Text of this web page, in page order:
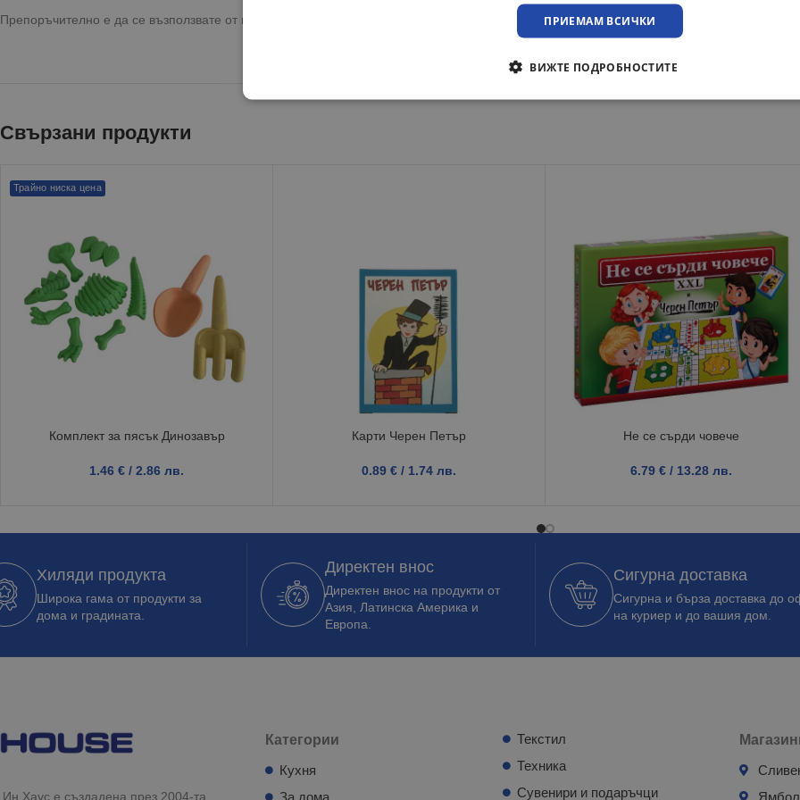
Препоръчително е да се възползвате от предоставената опция за преглед при освобождаване на пратката.
Свързани продукти
Трайно ниска цена
Комплект за пясък Динозавър
1.46 € / 2.86 лв.
Карти Черен Петър
0.89 € / 1.74 лв.
Не се сърди човече
6.79 € / 13.28 лв.
Хиляди продукта
Широка гама от продукти за
дома и градината.
Директен внос
Директен внос на продукти от
Азия, Латинска Америка и
Европа.
Сигурна доставка
Сигурна и бърза доставка до
на куриер и до вашия дом.
Хаус е създадена през 2004-та
Категории
Кухня
За дома
Текстил
Техника
Сувенири и подаръчци
Ямбол
ПРИЕМАМ ВСИЧКИ
ВИЖТЕ ПОДРОБНОСТИТЕ